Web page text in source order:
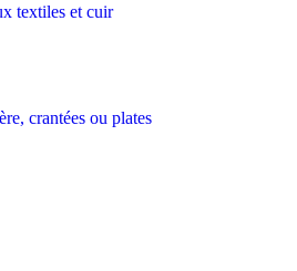
textiles et cuir
crantées ou plates